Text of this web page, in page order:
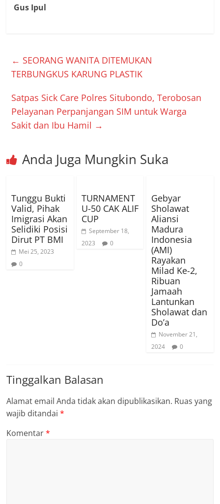
Gus Ipul
← SEORANG WANITA DITEMUKAN
TERBUNGKUS KARUNG PLASTIK
Satpas Sick Care Polres Situbondo, Terobosan
Pelayanan Perpanjangan SIM untuk Warga
Sakit dan Ibu Hamil →
Anda Juga Mungkin Suka
Tunggu Bukti
Valid, Pihak
Imigrasi Akan
Selidiki Posisi
Dirut PT BMI
Mei 25, 2023
0
TURNAMENT
U-50 CAK ALIF
CUP
September 18,
2023
0
Gebyar
Sholawat
Aliansi
Madura
Indonesia
(AMI)
Rayakan
Milad Ke-2,
Ribuan
Jamaah
Lantunkan
Sholawat dan
Do’a
November 21,
2024
0
Tinggalkan Balasan
Alamat email Anda tidak akan dipublikasikan. Ruas yang
wajib ditandai*
Komentar*